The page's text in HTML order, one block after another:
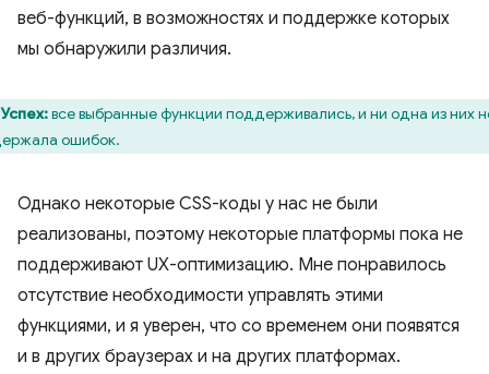
веб-функций, в возможностях и поддержке которых
мы обнаружили различия.
Успех:все выбранные функции поддерживались, и ни одна из них
ошибок.
Однако некоторые CSS-коды у нас не были
реализованы, поэтому некоторые платформы пока не
поддерживают UX-оптимизацию. Мне понравилось
отсутствие необходимости управлять этими
функциями, и я уверен, что со временем они появятся
и в других браузерах и на других платформах.